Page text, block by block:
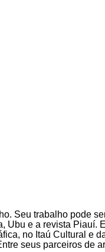
Seu trabalho pode
e a revista
no Itaú Cultural e
seus parceiros de